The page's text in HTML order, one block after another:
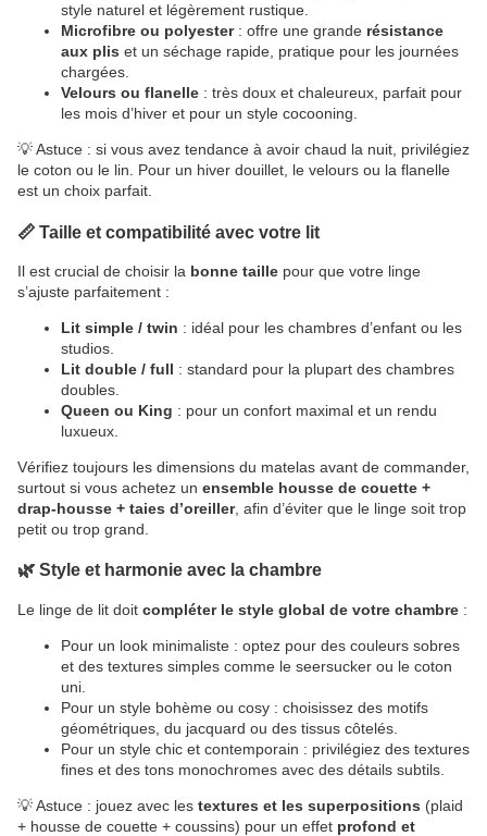
style naturel et légèrement rustique.
Microfibre ou polyester: offre une grande résistance
aux plis et un séchage rapide, pratique pour les journées
chargées.
Velours ou flanelle : très doux et chaleureux, parfait pour
les mois d’hiver et pour un style cocooning.
💡 Astuce : si vous avez tendance à avoir chaud la nuit, privilégiez
le coton ou le lin. Pour un hiver douillet, le velours ou la flanelle
est un choix parfait.
📏 Taille et compatibilité avec votre lit
Il est crucial de choisir la bonne taille pour que votre linge
s’ajuste parfaitement :
Lit simple / twin : idéal pour les chambres d’enfant ou les
studios.
Lit double / full : standard pour la plupart des chambres
doubles.
Queen ou King : pour un confort maximal et un rendu
luxueux.
Vérifiez toujours les dimensions du matelas avant de commander,
surtout si vous achetez un ensemble housse de couette +
drap-housse + taies d’oreiller, afin d’éviter que le linge soit trop
petit ou trop grand.
🌿 Style et harmonie avec la chambre
Le linge de lit doit compléter le style global de votre chambre :
Pour un look minimaliste : optez pour des couleurs sobres
et des textures simples comme le seersucker ou le coton
uni.
Pour un style bohème ou cosy : choisissez des motifs
géométriques, du jacquard ou des tissus côtelés.
Pour un style chic et contemporain : privilégiez des textures
fines et des tons monochromes avec des détails subtils.
💡 Astuce : jouez avec les textures et les superpositions (plaid
+ housse de couette + coussins) pour un effet profond et